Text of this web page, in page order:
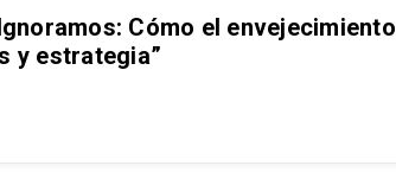
Cómo el envejecimiento
y estrategia”